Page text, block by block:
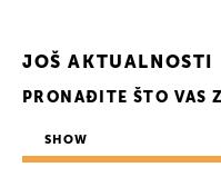
JOŠ AKTUALNOSTI
PRONAĐITE ŠTO VAS
SHOW